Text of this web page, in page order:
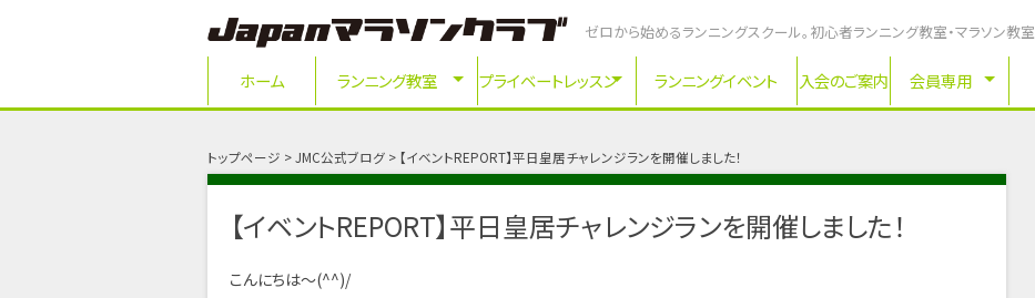
ゼロから始めるランニングスクール。初心者ランニング教室・マラソン教室
ホーム ランニング教室 プライベートレッスン ランニングイベント 入会のご案内 会員専用
トップページ JMC公式ブログ 【イベントREPORT】平日皇居チャレンジランを開催しました！
【イベントREPORT】平日皇居チャレンジランを開催しました！
こんにちは～(^^)/